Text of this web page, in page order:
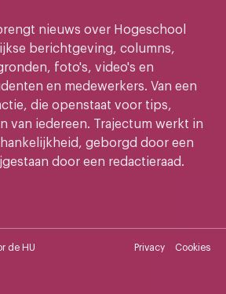
nieuws over Hogeschool
berichtgeving, columns,
foto's, video's en
en medewerkers. Van een
die openstaat voor tips,
van iedereen. Trajectum werkt in
geborgd door een
door een redactieraad.
de HU Privacy Cookies